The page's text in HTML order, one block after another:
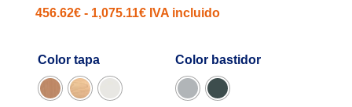
456.62€ - 1,075.11€Rango
precios:
desde
456.62€
IVA incluido
Color tapa Color bastidor